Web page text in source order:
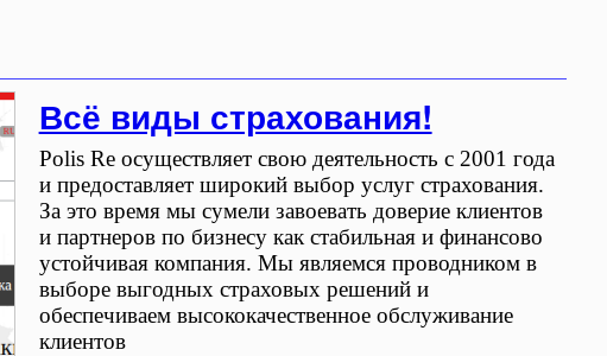
Всё виды страхования!
Polis Re осуществляет свою деятельность с 2001 года
и предоставляет широкий выбор услуг страхования.
За это время мы сумели завоевать доверие клиентов
и партнеров по бизнесу как стабильная и финансово
устойчивая компания. Мы являемся проводником в
выборе выгодных страховых решений и
обеспечиваем высококачественное обслуживание
клиентов